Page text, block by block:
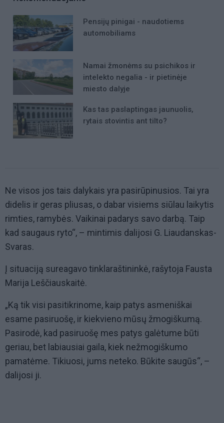
Pensijų pinigai - naudotiems
automobiliams
Namai žmonėms su psichikos ir
intelekto negalia - ir pietinėje
miesto dalyje
Kas tas paslaptingas jaunuolis,
rytais stovintis ant tilto?
Ne visos jos tais dalykais yra pasirūpinusios. Tai yra
didelis ir geras pliusas, o dabar visiems siūlau laikytis
rimties, ramybės. Vaikinai padarys savo darbą. Taip
kad saugaus ryto“, – mintimis dalijosi G. Liaudanskas-
Svaras.
Į situaciją sureagavo tinklaraštininkė, rašytoja Fausta
Marija Leščiauskaitė.
„Ką tik visi pasitikrinome, kaip patys asmeniškai
esame pasiruošę, ir kiekvieno mūsų žmogiškumą.
Pasirodė, kad pasiruošę mes patys galėtume būti
geriau, bet labiausiai gaila, kiek nežmogiškumo
pamatėme. Tikiuosi, jums neteko. Būkite saugūs“, –
dalijosi ji.